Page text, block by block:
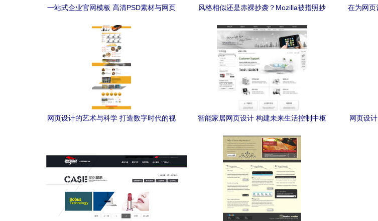
一站式企业官网模板 高清PSD素材与网页
风格相似还是赤裸抄袭？Mozilla被指照抄
在为网页
网页设计的艺术与科学 打造数字时代的视
智能家居网页设计 构建未来生活控制中枢
网页设